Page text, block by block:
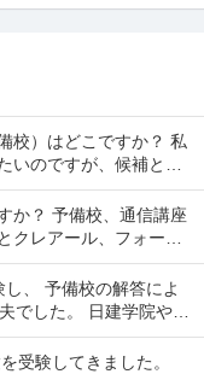
校）はどこですか？ 私
いのですが、候補とし
、大原...
か？ 予備校、通信講座
クレアール、フォーサ
てきて...
、 予備校の解答によ
でした。 日建学院やX
言われ...
受験してきました。